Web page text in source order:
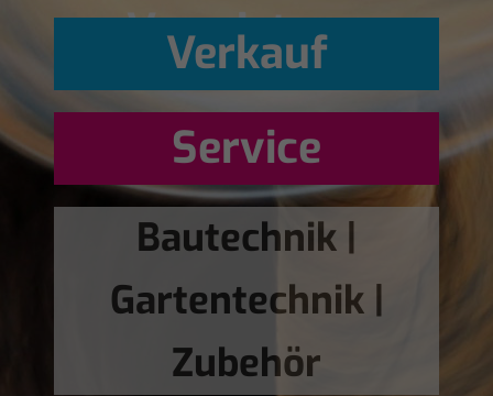
Vermietung
Verkauf
Service
Bautechnik |
Gartentechnik |
Zubehör